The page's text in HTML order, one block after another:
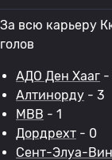
За всю карьеру
голов
АДО Ден Хааг -
Алтинорду - 3
МВВ - 1
Дордрехт - 0
Сент-Элуа-